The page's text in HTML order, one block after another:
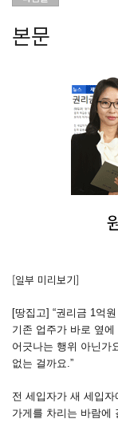
본문
[일부 미리보기]
[땅집고] “권리금 1억
기존 업주가 바로 옆
어긋나는 행위 아닌가
없는 걸까요.”
전 세입자가 새 세입
가게를 차리는 바람에